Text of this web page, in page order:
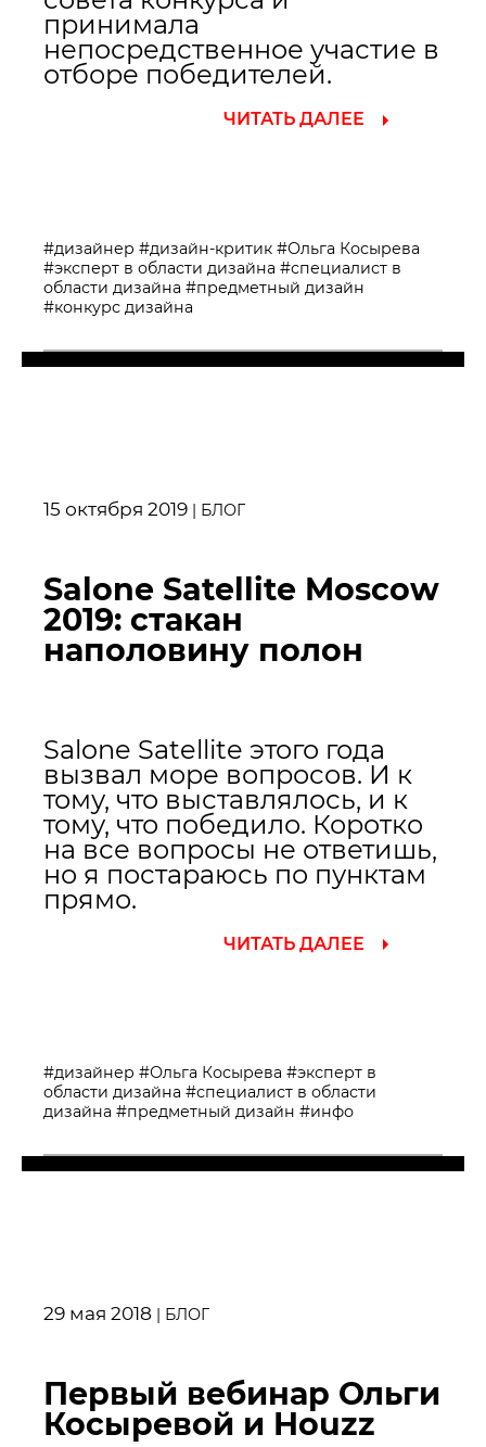
принимала
непосредственное участие в
отборе победителей.
ЧИТАТЬ ДАЛЕЕ
#дизайнер #дизайн-критик #Ольга Косырева
#эксперт в области дизайна #специалист в
области дизайна #предметный дизайн
#конкурс дизайна
15 октября 2019 | БЛОГ
Salone Satellite Moscow
2019: стакан
наполовину полон
Salone Satellite этого года
вызвал море вопросов. И к
тому, что выставлялось, и к
тому, что победило. Коротко
на все вопросы не ответишь,
но я постараюсь по пунктам
прямо.
ЧИТАТЬ ДАЛЕЕ
#дизайнер #Ольга Косырева #эксперт в
области дизайна #специалист в области
дизайна #предметный дизайн #инфо
29 мая 2018 | БЛОГ
Первый вебинар Ольги
Косыревой и Houzz